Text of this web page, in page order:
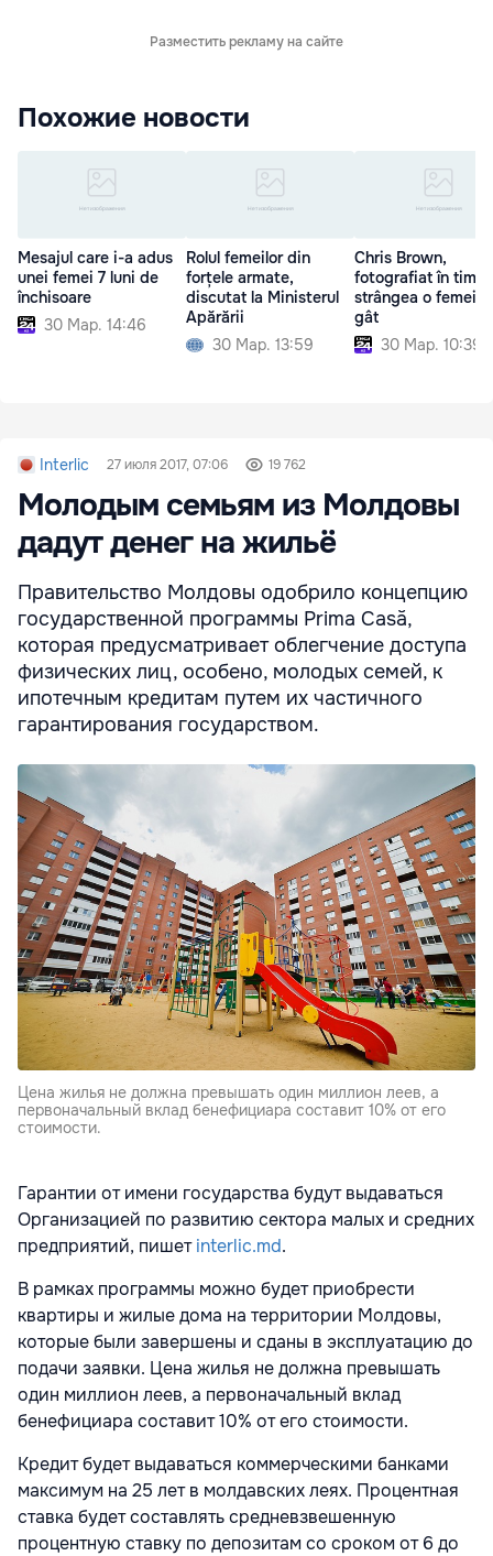
Разместить рекламу на сайте
Похожие новости
Mesajul care i-a adus
unei femei 7 luni de
închisoare
30 Мар. 14:46
Rolul femeilor din
forțele armate,
discutat la Ministerul
Apărării
30 Мар. 13:59
Chris Brown,
fotografiat în timp
strângea o femeie
gât
30 Мар. 10:39
Interlic 27 июля 2017, 07:06 19 762
Молодым семьям из Молдовы
дадут денег на жильё
Правительство Молдовы одобрило концепцию
государственной программы Prima Casă,
которая предусматривает облегчение доступа
физических лиц, особено, молодых семей, к
ипотечным кредитам путем их частичного
гарантирования государством.
Цена жилья не должна превышать один миллион леев, а
первоначальный вклад бенефициара составит 10% от его
стоимости.
Гарантии от имени государства будут выдаваться
Организацией по развитию сектора малых и средних
предприятий, пишетinterlic.md.
В рамках программы можно будет приобрести
квартиры и жилые дома на территории Молдовы,
которые были завершены и сданы в эксплуатацию до
подачи заявки. Цена жилья не должна превышать
один миллион леев, а первоначальный вклад
бенефициара составит 10% от его стоимости.
Кредит будет выдаваться коммерческими банками
максимум на 25 лет в молдавских леях. Процентная
ставка будет составлять средневзвешенную
процентную ставку по депозитам со сроком от 6 до